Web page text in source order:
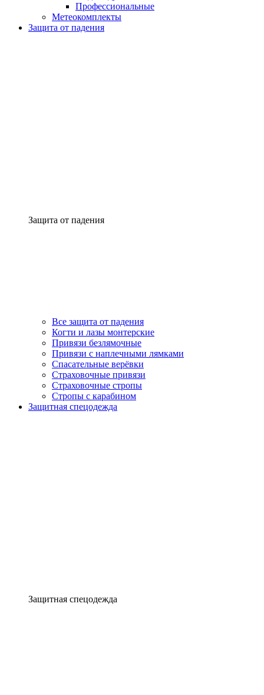
Профессиональные
Метеокомплекты
Защита от падения
Защита от падения
Все защита от падения
Когти и лазы монтерские
Привязи безлямочные
Привязи с наплечными лямками
Спасательные верёвки
Страховочные привязи
Страховочные стропы
Стропы с карабином
Защитная спецодежда
Защитная спецодежда